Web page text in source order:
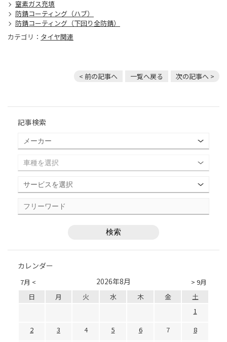
窒素ガス充填
防錆コーティング（ハブ）
防錆コーティング（下回り全防錆）
カテゴリ： タイヤ関連
< 前の記事へ 一覧へ戻る 次の記事へ >
記事検索
カレンダー
7月 < > 9月
2026年8月
日 月 火 水 木 金
土
1
2
3 4 5 6 7
8